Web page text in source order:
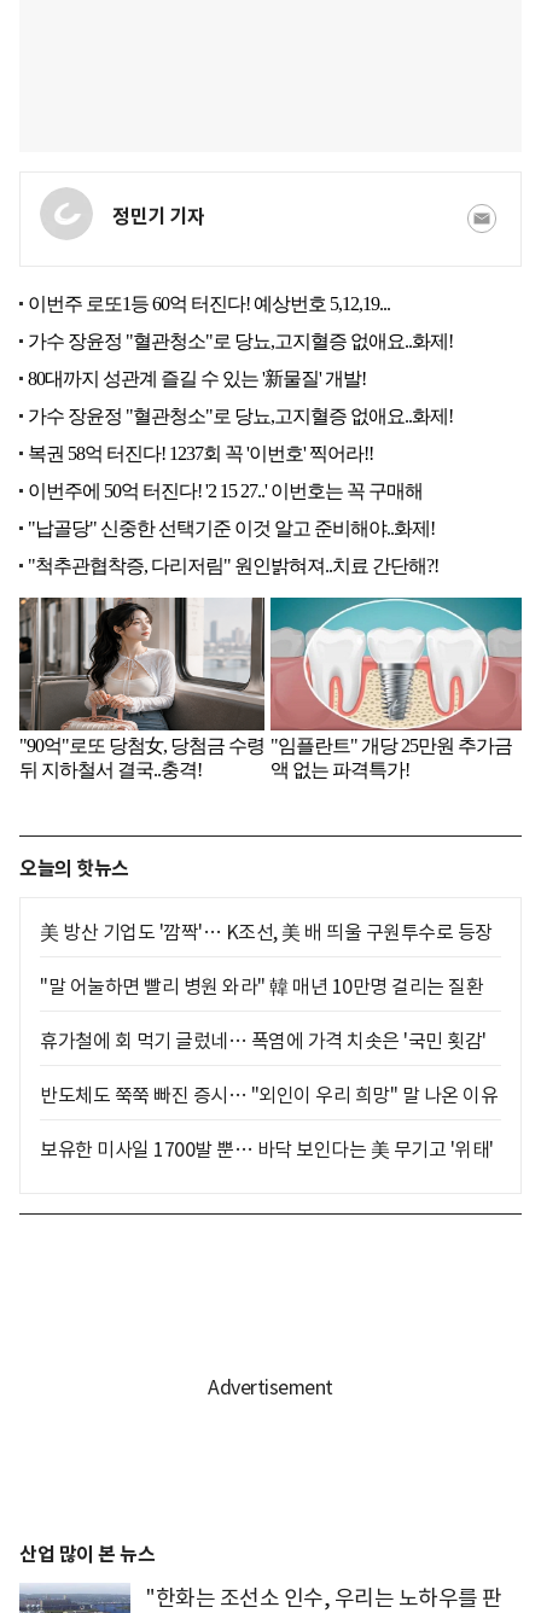
정민기 기자
오늘의 핫뉴스
美 방산 기업도 '깜짝'… K조선, 美 배 띄울 구원투수로 등장
"말 어눌하면 빨리 병원 와라" 韓 매년 10만명 걸리는 질환
휴가철에 회 먹기 글렀네… 폭염에 가격 치솟은 '국민 횟감'
반도체도 쭉쭉 빠진 증시… "외인이 우리 희망" 말 나온 이유
보유한 미사일 1700발 뿐… 바닥 보인다는 美 무기고 '위태'
산업 많이 본 뉴스
"한화는 조선소 인수, 우리는 노하우를 판